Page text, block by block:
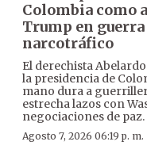
Colombia como
Trump en
narcotráfico
El derechista
la presidencia de
mano dura a
estrecha lazos con
negociaciones de paz.
Agosto 7, 2026 06:19 p. m.